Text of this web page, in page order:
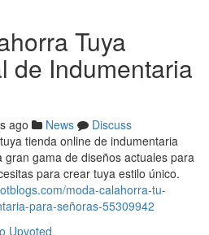
Tuya
de Indumentaria
ago News
Discuss
tienda online de indumentaria
gama de diseños actuales para
para crear tuya estilo único.
moda-calahorra-tu-
para-señoras-55309942
Upvoted